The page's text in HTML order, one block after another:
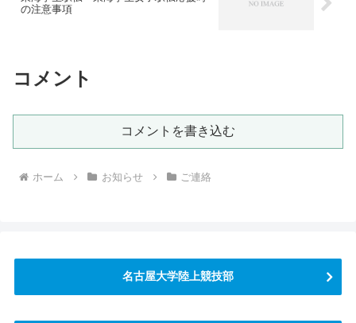
の注意事項
コメント
コメントを書き込む
ホーム お知らせ ご連絡
名古屋大学陸上競技部